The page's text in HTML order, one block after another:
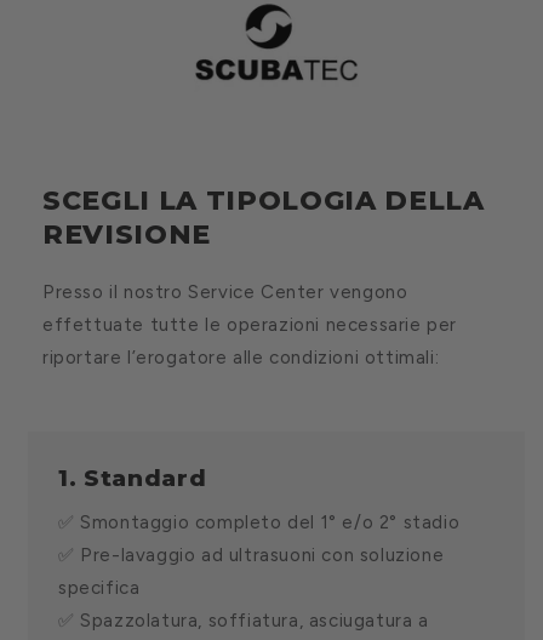
SCEGLI LA TIPOLOGIA DELLA
REVISIONE
Presso il nostro Service Center vengono
effettuate tutte le operazioni necessarie per
riportare l’erogatore alle condizioni ottimali:
1. Standard
✅ Smontaggio completo del 1° e/o 2° stadio
✅ Pre-lavaggio ad ultrasuoni con soluzione
specifica
✅ Spazzolatura, soffiatura, asciugatura a